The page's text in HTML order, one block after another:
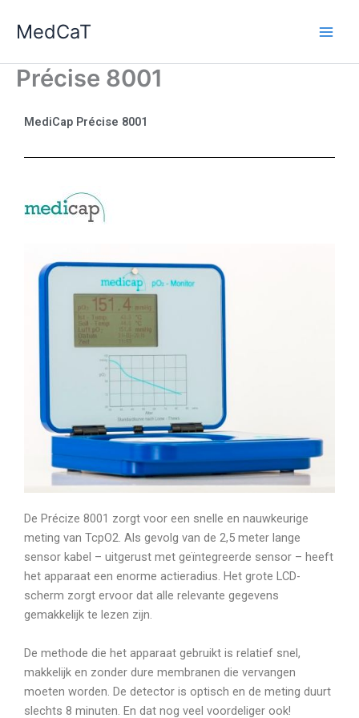
naar
inhoud
MedCaT
Précise 8001
MediCap Précise 8001
De Précize 8001 zorgt voor een snelle en nauwkeurige
meting van TcpO2. Als gevolg van de 2,5 meter lange
sensor kabel – uitgerust met geïntegreerde sensor – heeft
het apparaat een enorme actieradius. Het grote LCD-
scherm zorgt ervoor dat alle relevante gegevens
gemakkelijk te lezen zijn.
De methode die het apparaat gebruikt is relatief snel,
makkelijk en zonder dure membranen die vervangen
moeten worden. De detector is optisch en de meting duurt
slechts 8 minuten. En dat nog veel voordeliger ook!